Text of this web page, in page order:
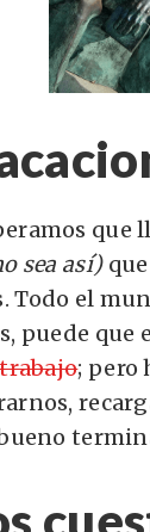
que
sea así)que
Todo el
puede
; pero